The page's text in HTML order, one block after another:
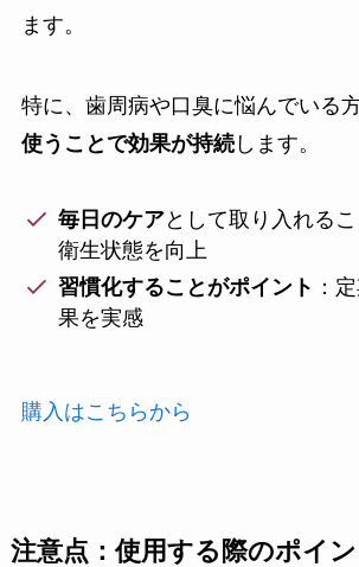
ます。
特に、歯周病や口臭に悩んでいる方
使うことで効果が持続します。
毎日のケアとして取り入れる
衛生状態を向上
習慣化することがポイント ：
果を実感
購入はこちらから
注意点：使用する際のポイン